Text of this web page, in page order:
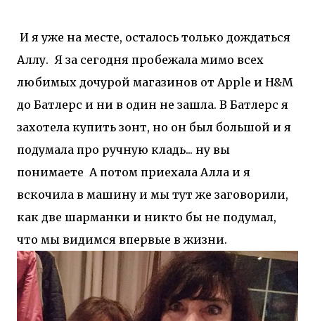
И я уже на месте, осталось только дождаться
Аллу. Я за сегодня пробежала мимо всех
любимых дочурой магазинов от Apple и H&M
до Батлерс и ни в один не зашла. В Батлерс я
захотела купить зонт, но он был большой и я
подумала про ручную кладь... ну вы
понимаете А потом приехала Алла и я
вскочила в машину и мы тут же заговорили,
как две шарманки и никто бы не подумал,
что мы видимся впервые в жизни.